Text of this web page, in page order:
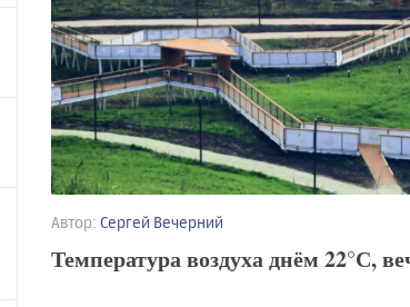
Автор: Сергей Вечерний
Температура воздуха днём 22°С,